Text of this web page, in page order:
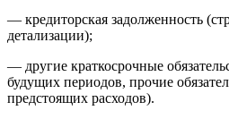
— кредиторская задолженность
детализации);
— другие краткосрочные
будущих периодов, прочие
предстоящих расходов).